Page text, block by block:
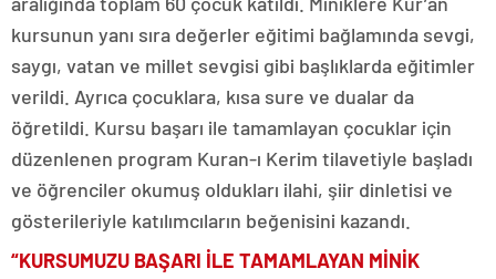
kursunun yanı sıra değerler eğitimi bağlamında sevgi,
saygı, vatan ve millet sevgisi gibi başlıklarda eğitimler
verildi. Ayrıca çocuklara, kısa sure ve dualar da
öğretildi. Kursu başarı ile tamamlayan çocuklar için
düzenlenen program Kuran-ı Kerim tilavetiyle başladı
ve öğrenciler okumuş oldukları ilahi, şiir dinletisi ve
gösterileriyle katılımcıların beğenisini kazandı.
“KURSUMUZU BAŞARI İLE TAMAMLAYAN MİNİK